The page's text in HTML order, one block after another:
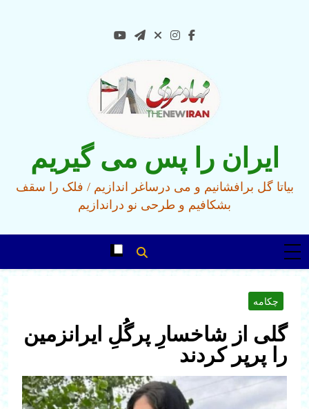
ایران را پس می گیریم
بیاتا گل برافشانیم و می درساغر اندازیم / فلک را سقف
بشکافیم و طرحی نو دراندازیم
چکامه
گلی از شاخسارِ پرگُلِ ایرانزمین
را پرپر کردند